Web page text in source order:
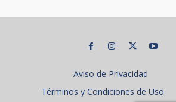
Aviso de Privacidad
Términos y Condiciones de Uso